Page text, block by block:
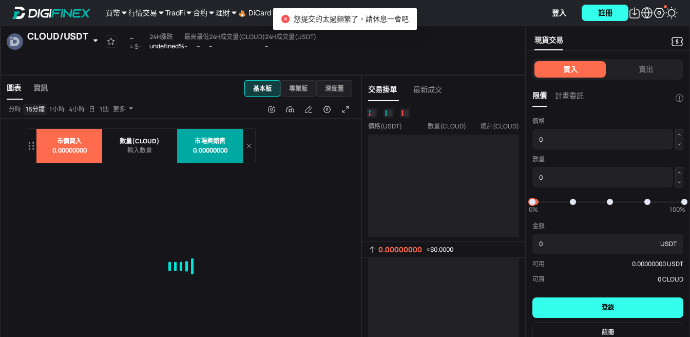
買幣 行情交易 TradFi 合約 理財 DiCard 探索 登入 註冊
市價買入
0.00000000
數量(CLOUD)
市場與銷售
0.00000000
CLOUD/USDT --
≈$--
24H涨跌
undefined%
最高
--
最低
--
24H成交量(CLOUD)
--
24H成交量(USDT)
--
全部 Mainboard USDT
交易對 成交量
圖表 資訊 基本版 專業版 深度圖
分時 15分鐘 1小時 4小時 日 1週 更多
交易掛單 最新成交
價格(USDT) 數量(CLOUD) 總計(CLOUD)
0.00000000 ≈$0.0000
現貨交易
買入 賣出
限價 計畫委託 !
價格
數量
0%
100%
金額
USDT
可用 0.00000000USDT
可買
0CLOUD
登錄
註冊
您提交的太過頻繁了，請休息一會吧